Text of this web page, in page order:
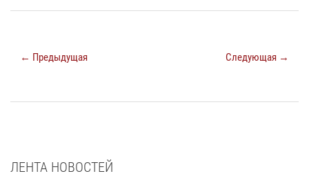
← Предыдущая Следующая →
ЛЕНТА НОВОСТЕЙ